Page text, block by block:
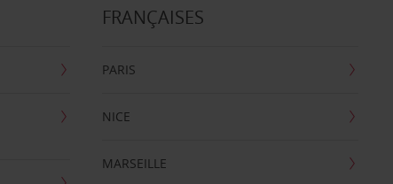
FRANÇAISES
PARIS
NICE
MARSEILLE